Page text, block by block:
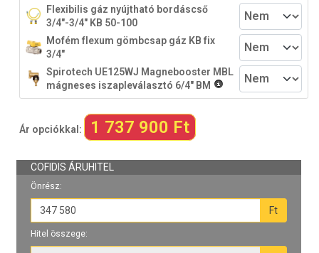
Flexibilis gáz nyújtható bordáscső
3/4"-3/4" KB 50-100
Mofém flexum gömbcsap gáz KB fix
3/4"
Spirotech UE125WJ Magnebooster MBL
mágneses iszapleválasztó 6/4" BM
Ár opciókkal: 1 737 900 Ft